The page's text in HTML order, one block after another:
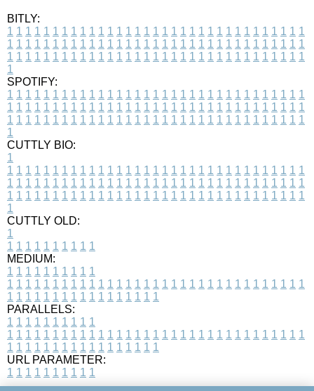
BITLY:
1 1 1 1 1 1 1 1 1 1 1 1 1 1 1 1 1 1 1 1 1 1 1 1 1 1 1 1 1 1 1 1 1
1 1 1 1 1 1 1 1 1 1 1 1 1 1 1 1 1 1 1 1 1 1 1 1 1 1 1 1 1 1 1 1 1
1 1 1 1 1 1 1 1 1 1 1 1 1 1 1 1 1 1 1 1 1 1 1 1 1 1 1 1 1 1 1 1 1
1
SPOTIFY:
1 1 1 1 1 1 1 1 1 1 1 1 1 1 1 1 1 1 1 1 1 1 1 1 1 1 1 1 1 1 1 1 1
1 1 1 1 1 1 1 1 1 1 1 1 1 1 1 1 1 1 1 1 1 1 1 1 1 1 1 1 1 1 1 1 1
1 1 1 1 1 1 1 1 1 1 1 1 1 1 1 1 1 1 1 1 1 1 1 1 1 1 1 1 1 1 1 1 1
1
CUTTLY BIO:
1
1 1 1 1 1 1 1 1 1 1 1 1 1 1 1 1 1 1 1 1 1 1 1 1 1 1 1 1 1 1 1 1 1
1 1 1 1 1 1 1 1 1 1 1 1 1 1 1 1 1 1 1 1 1 1 1 1 1 1 1 1 1 1 1 1 1
1 1 1 1 1 1 1 1 1 1 1 1 1 1 1 1 1 1 1 1 1 1 1 1 1 1 1 1 1 1 1 1 1
1
CUTTLY OLD:
1
1 1 1 1 1 1 1 1 1 1
MEDIUM:
1 1 1 1 1 1 1 1 1 1
1 1 1 1 1 1 1 1 1 1 1 1 1 1 1 1 1 1 1 1 1 1 1 1 1 1 1 1 1 1 1 1 1
1 1 1 1 1 1 1 1 1 1 1 1 1 1 1 1 1
PARALLELS:
1 1 1 1 1 1 1 1 1 1
1 1 1 1 1 1 1 1 1 1 1 1 1 1 1 1 1 1 1 1 1 1 1 1 1 1 1 1 1 1 1 1 1
1 1 1 1 1 1 1 1 1 1 1 1 1 1 1 1 1
URL PARAMETER:
1 1 1 1 1 1 1 1 1 1